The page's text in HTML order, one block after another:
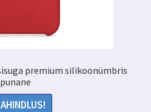
premium silikoonümbris
punane